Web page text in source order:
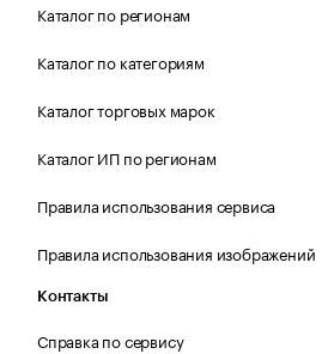
Каталог по регионам
Каталог по категориям
Каталог торговых марок
Каталог ИП по регионам
Правила использования сервиса
Правила использования изображений
Контакты
Справка по сервису